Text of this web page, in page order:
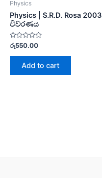
Physics
Physics | S.R.D. Rosa 2003
විවරණය
Rated
0
out
රු550.00
Add to cart